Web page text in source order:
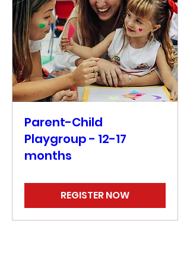
Parent-Child
Playgroup - 12-17
months
REGISTER NOW